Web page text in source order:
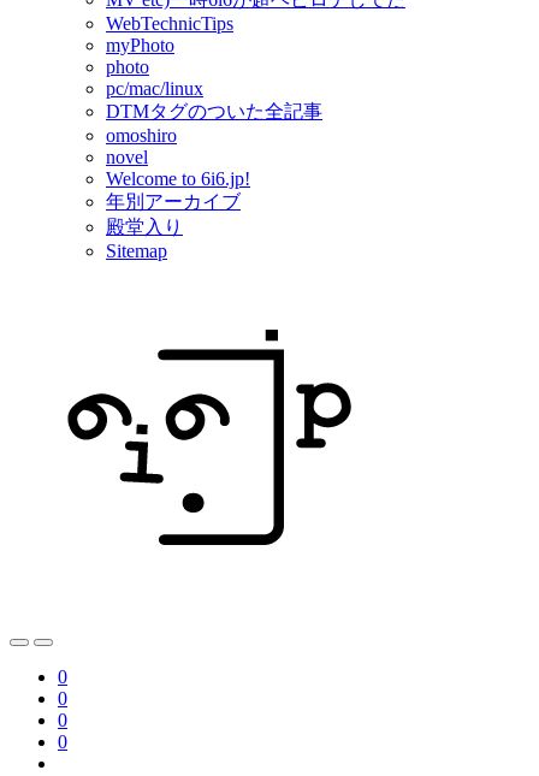
WebTechnicTips
myPhoto
photo
pc/mac/linux
DTMタグのついた全記事
omoshiro
novel
Welcome to 6i6.jp!
年別アーカイブ
殿堂入り
Sitemap
0
0
0
0